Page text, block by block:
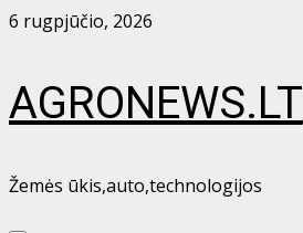
Skip
6 rugpjūčio, 2026
AGRONEWS.LT
Žemės ūkis,auto,technologijos